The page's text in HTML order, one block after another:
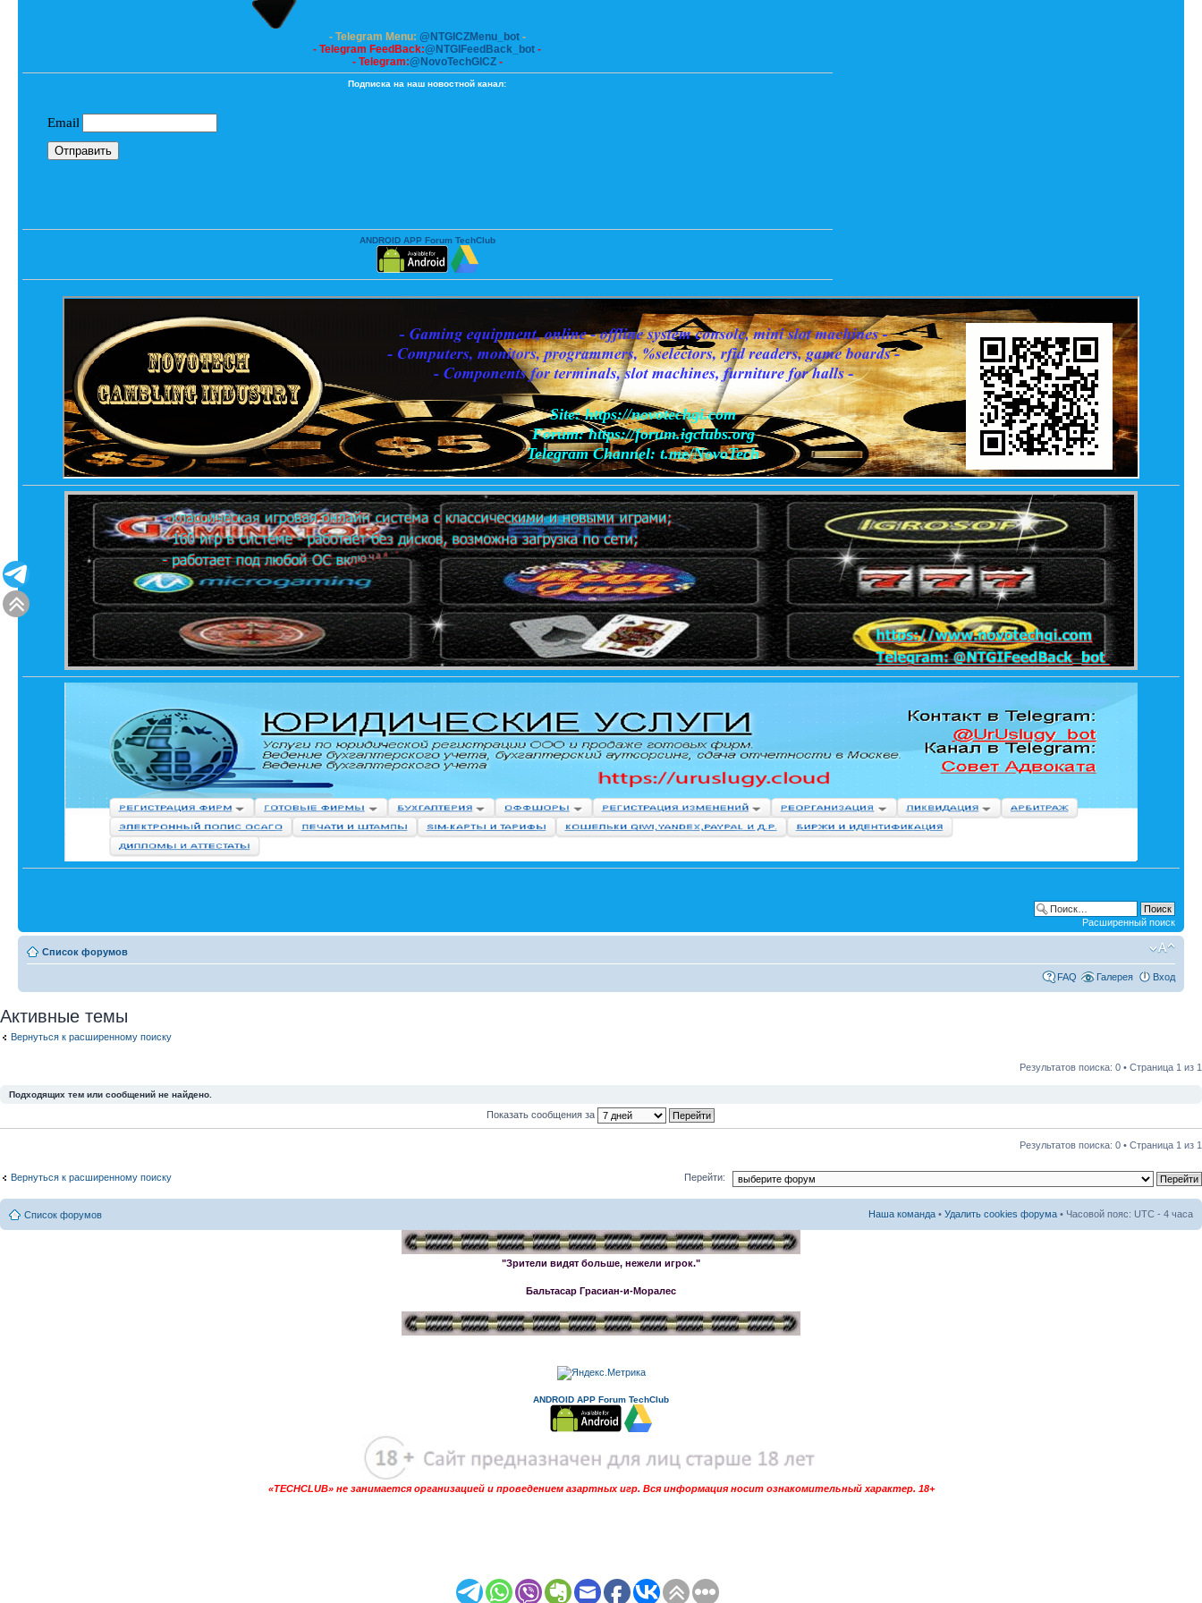
- Telegram Menu: @NTGICZMenu_bot-
- Telegram FeedBack:@NTGIFeedBack_bot -
- Telegram:@NovoTechGICZ-
Подписка на наш новостной канал:
ANDROID APP Forum TechClub
Расширенный поиск
Список форумов
FAQ Галерея Вход
Активные темы
Вернуться к расширенному поиску
Результатов поиска: 0 • Страница 1 из 1
Подходящих тем или сообщений не найдено.
Показать сообщения за
Результатов поиска: 0 • Страница 1 из 1
Вернуться к расширенному поиску Перейти:
Список форумов Наша команда • Удалить cookies форума • Часовой пояс: UTC - 4 часа
"Зрители видят больше, нежели игрок."
Бальтасар Грасиан-и-Моралес
ANDROID APP Forum TechClub
«TECHCLUB» не занимается организацией и проведением азартных игр. Вся информация носит ознакомительный характер. 18+